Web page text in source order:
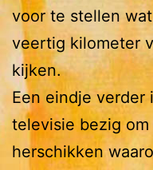
voor te stellen
veertig kilometer
kijken.
Een eindje verder
televisie bezig
herschikken